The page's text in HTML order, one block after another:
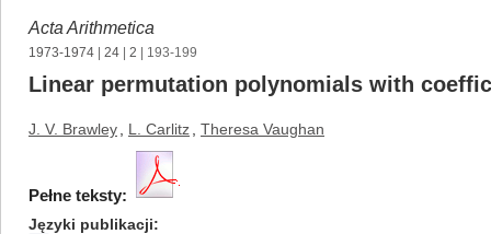
Acta Arithmetica
1973-1974 24 2 | 193-199
Linear permutation polynomials with
J. V. Brawley L. Carlitz Theresa Vaughan
Pełne teksty:
Języki publikacji